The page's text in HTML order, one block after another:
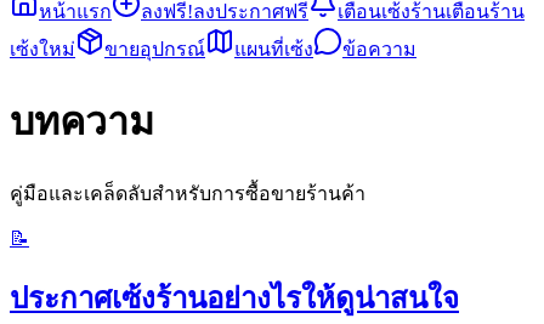
หน้าแรก ลงฟรี!ลงประกาศฟรี เตือนเซ้งร้านเตือนร้าน
เซ้งใหม่
ขายอุปกรณ์ แผนที่เซ้ง ข้อความ
บทความ
คู่มือและเคล็ดลับสำหรับการซื้อขายร้านค้า
📝
ประกาศเซ้งร้านอย่างไรให้ดูน่าสนใจ